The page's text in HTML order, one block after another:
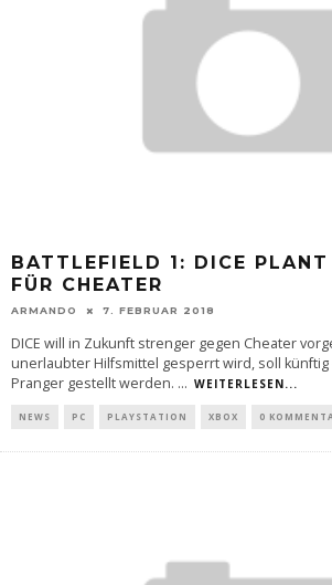
BATTLEFIELD 1: DICE PLANT
FÜR CHEATER
ARMANDO 7. FEBRUAR 2018
DICE will in Zukunft strenger gegen Cheater
unerlaubter Hilfsmittel gesperrt wird, soll
Pranger gestellt werden. ... WEITERLESEN...
NEWS PC PLAYSTATION XBOX 0